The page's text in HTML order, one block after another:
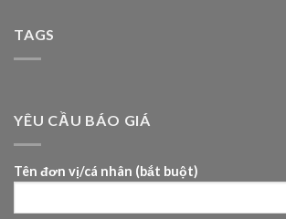
TAGS
YÊU CẦU BÁO GIÁ
Tên đơn vị/cá nhân (bắt buột)